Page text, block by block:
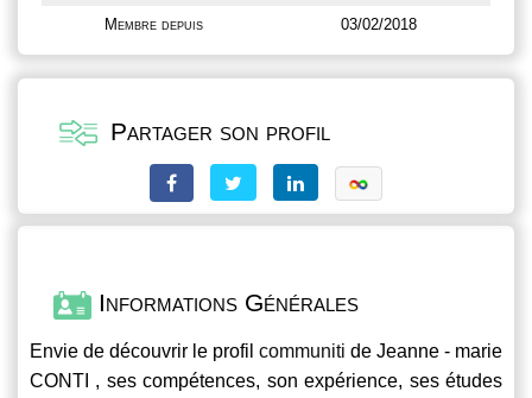
Membre depuis 03/02/2018
Partager son profil
Informations Générales
Envie de découvrir le profil communiti de Jeanne - marie
CONTI , ses compétences, son expérience, ses études